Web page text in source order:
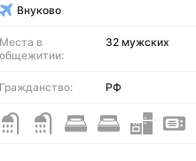
Внуково
Места в
общежитии:
32 мужских
Гражданство: РФ